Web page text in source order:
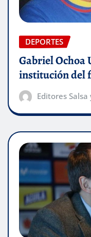
DEPORTES
Gabriel Ochoa
institución del
Editores Salsa